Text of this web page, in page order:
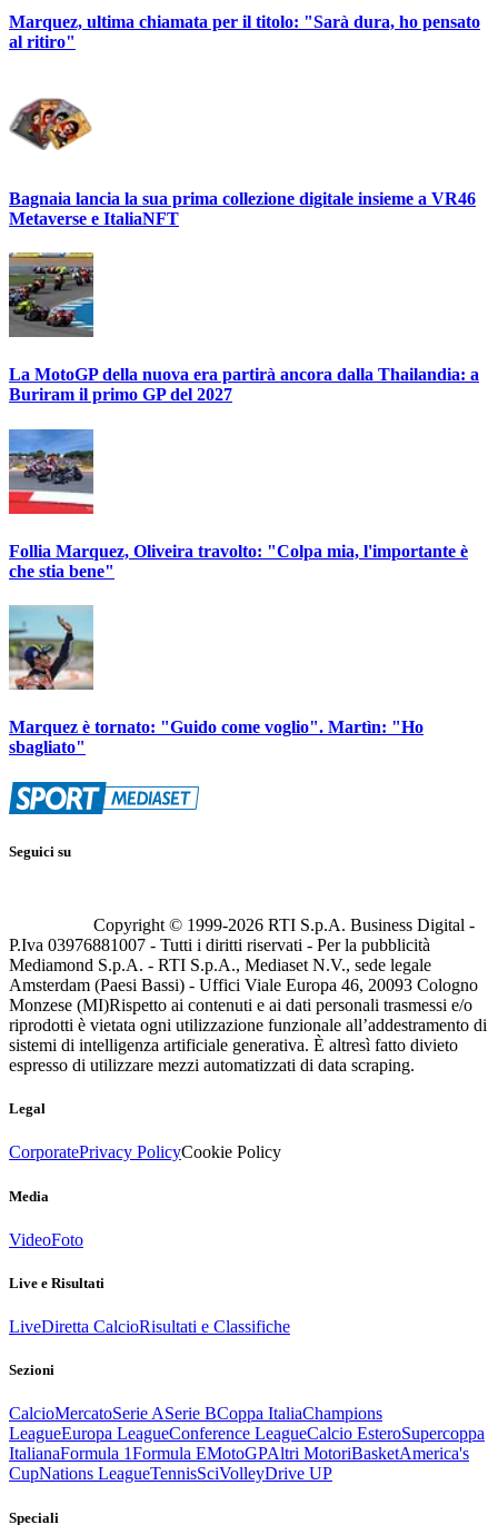
Marquez, ultima chiamata per il titolo: "Sarà dura, ho pensato
al ritiro"
Bagnaia lancia la sua prima collezione digitale insieme a VR46
Metaverse e ItaliaNFT
La MotoGP della nuova era partirà ancora dalla Thailandia: a
Buriram il primo GP del 2027
Follia Marquez, Oliveira travolto: "Colpa mia, l'importante è
che stia bene"
Marquez è tornato: "Guido come voglio". Martìn: "Ho
sbagliato"
Seguici su
Copyright © 1999-2026 RTI S.p.A. Business Digital -
P.Iva 03976881007 - Tutti i diritti riservati - Per la pubblicità
Mediamond S.p.A. - RTI S.p.A., Mediaset N.V., sede legale
Amsterdam (Paesi Bassi) - Uffici Viale Europa 46, 20093 Cologno
Monzese (MI)Rispetto ai contenuti e ai dati personali trasmessi e/o
riprodotti è vietata ogni utilizzazione funzionale all’addestramento di
sistemi di intelligenza artificiale generativa. È altresì fatto divieto
espresso di utilizzare mezzi automatizzati di data scraping.
Legal
CorporatePrivacy PolicyCookie Policy
Media
VideoFoto
Live e Risultati
LiveDiretta CalcioRisultati e Classifiche
Sezioni
CalcioMercatoSerie ASerie BCoppa ItaliaChampions
LeagueEuropa LeagueConference LeagueCalcio EsteroSupercoppa
ItalianaFormula 1Formula EMotoGPAltri MotoriBasketAmerica's
CupNations LeagueTennisSciVolleyDrive UP
Speciali